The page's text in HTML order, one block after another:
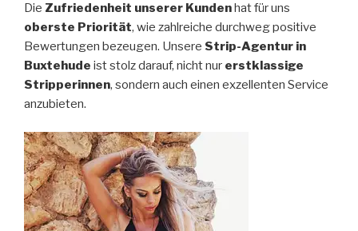
Die Zufriedenheit unserer Kundenhat für uns
oberste Priorität, wie zahlreiche durchweg positive
Bewertungen bezeugen. Unsere Strip-Agentur in
Buxtehude ist stolz darauf, nicht nur erstklassige
Stripperinnen, sondern auch einen exzellenten Service
anzubieten.